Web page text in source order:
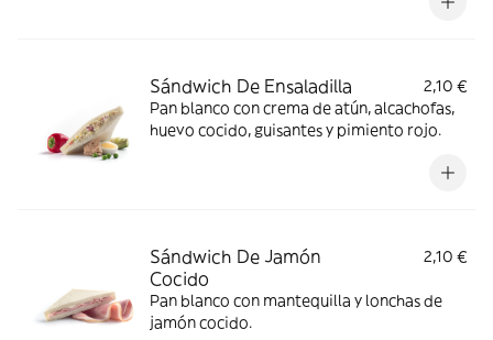
Sándwich De Ensaladilla
2,10 €
Pan blanco con crema de atún, alcachofas,
huevo cocido, guisantes y pimiento rojo.
Sándwich De Jamón
Cocido
2,10 €
Pan blanco con mantequilla y lonchas de
jamón cocido.